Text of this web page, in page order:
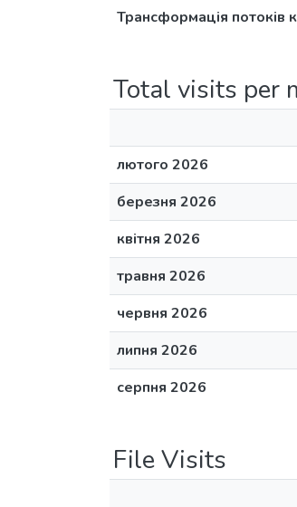
Трансформація потоків
Total visits per
лютого 2026
березня 2026
квітня 2026
травня 2026
червня 2026
липня 2026
серпня 2026
File Visits